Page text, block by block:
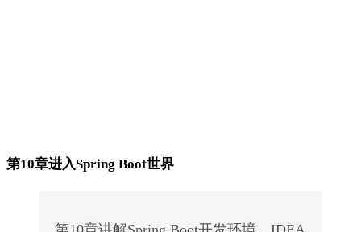
第10章进入Spring Boot世界